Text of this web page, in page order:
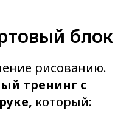
блок
рисованию.
тренинг с
который: